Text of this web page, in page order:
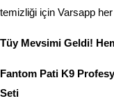
temizliği için Varsapp her
Tüy Mevsimi Geldi!
Fantom Pati K9
Seti